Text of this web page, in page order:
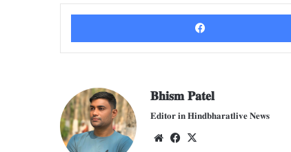
𝐁𝐡𝐢𝐬𝐦 𝐏𝐚𝐭𝐞𝐥
𝐄𝐝𝐢𝐭𝐨𝐫 𝐢𝐧 𝐇𝐢𝐧𝐝𝐛𝐡𝐚𝐫𝐚𝐭𝐥𝐢𝐯𝐞 𝐍𝐞𝐰𝐬
We
Fac